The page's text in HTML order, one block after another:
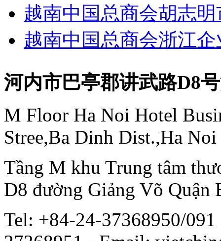
越南中国总商会胡志
越南中国总商会浙江
河内市巴亭郡讲武路D8
M Floor Ha Noi Hotel
Stree,Ba Dinh Dist.,Ha Noi
Tầng M khu Trung tâm
D8 đường Giảng Võ Quận
Tel: +84-24-37368950/